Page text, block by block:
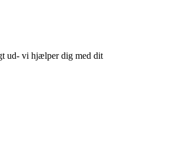
ud- vi hjælper dig med dit